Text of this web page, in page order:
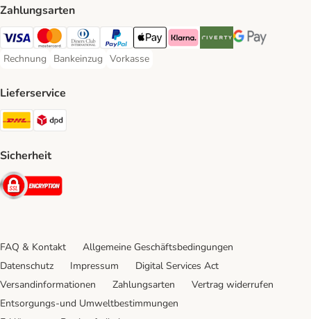
Zahlungsarten
Visa Payment Method
Mastercard Payment Method
Diners Club Payment Method
PayPal Payment Method
Apple Pay Payment Method
Klarna Payment Method
Riverty Payment Method
Google Pay
Rechnung
Rechnung Payment Method
Bankeinzug
Bankeinzug Payment Method
Vorkasse
Vorkasse Payment Method
Lieferservice
DHL Shipping Method
Sicherheit
Security
FAQ & Kontakt
Allgemeine Geschäftsbedingungen
Datenschutz
Impressum
Digital Services Act
Versandinformationen
Zahlungsarten
Vertrag widerrufen
Entsorgungs-und Umweltbestimmungen